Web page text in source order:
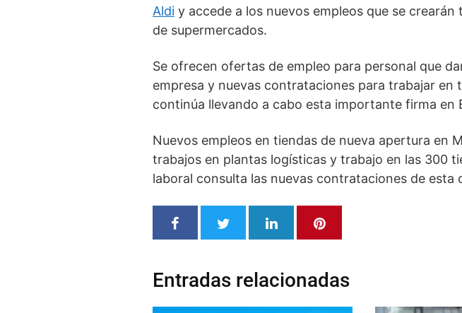
Aldi y accede a los nuevos empleos que se
de supermercados.
Se ofrecen ofertas de empleo para personal que
empresa y nuevas contrataciones para trabajar
continúa llevando a cabo esta importante firma en
Nuevos empleos en tiendas de nueva apertura en
trabajos en plantas logísticas y trabajo en las 300
laboral consulta las nuevas contrataciones de esta
Entradas relacionadas